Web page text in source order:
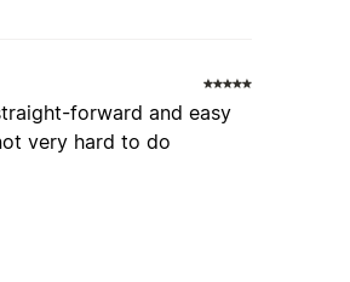
forward and easy
very hard to do